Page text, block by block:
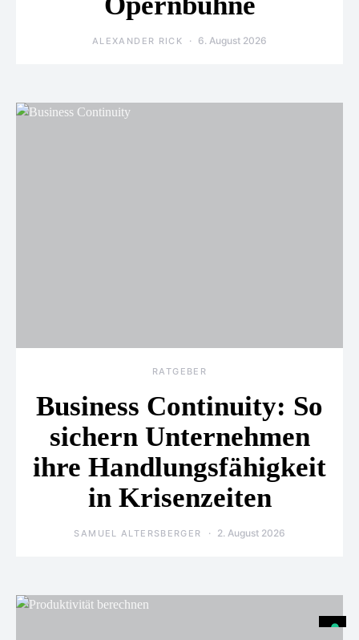
ALEXANDER RICK 6. August 2026
RATGEBER
Business Continuity: So
sichern Unternehmen
ihre Handlungsfähigkeit
in Krisenzeiten
SAMUEL ALTERSBERGER 2. August 2026